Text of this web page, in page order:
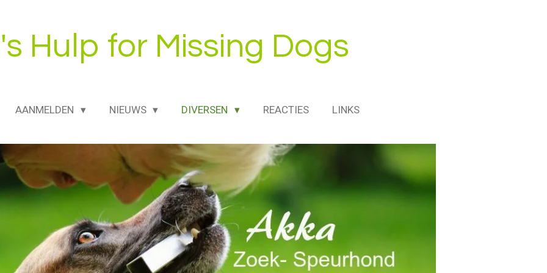
Hulp for Missing Dogs
AANMELDEN NIEUWS DIVERSEN REACTIES LINKS